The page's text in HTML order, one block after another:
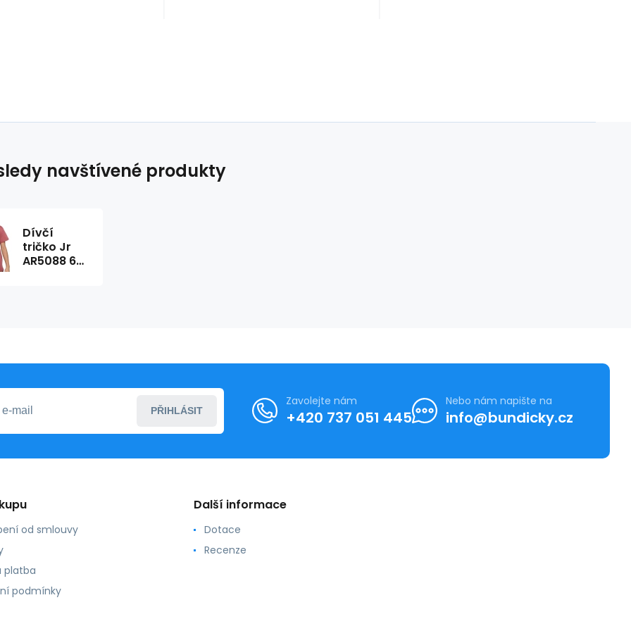
navštívené produkty
Dívčí
tričko Jr
AR5088 691
PŘIHLÁSIT
Zavolejte nám
+420 737 051 445
Nebo nám napište na
info@bundicky.cz
od smlouvy
platba
podmínky
Další informace
Dotace
Recenze